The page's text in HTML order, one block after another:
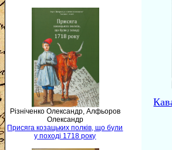
Різніченко Олександр, Алфьоров
Олександр
Присяга козацьких полків, що були
у поході 1718 року